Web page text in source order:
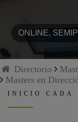
ONLINE,
Directorio
Masters en
INICIO CADA